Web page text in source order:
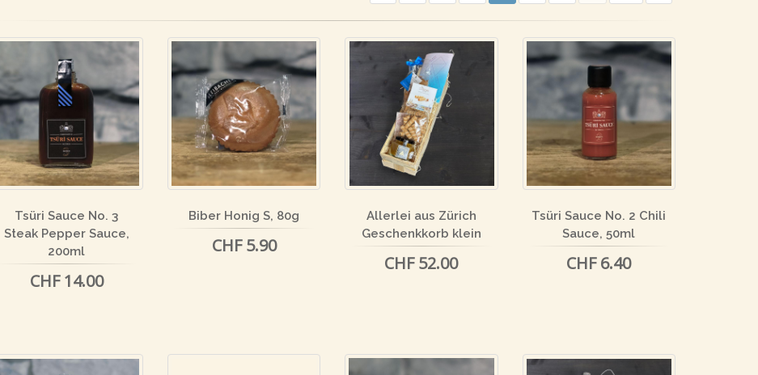
Tsüri Sauce No. 3
Steak Pepper Sauce,
200ml
CHF 14.00
Biber Honig S, 80g
CHF 5.90
Allerlei aus Zürich
Geschenkkorb klein
CHF 52.00
Tsüri Sauce No. 2 Chili
Sauce, 50ml
CHF 6.40